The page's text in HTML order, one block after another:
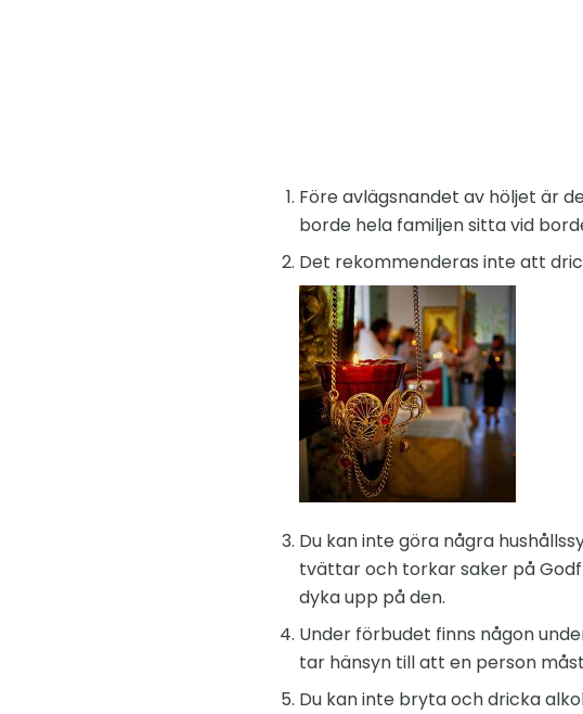
Före avlägsnandet av höljet är
borde hela familjen sitta vid
Det rekommenderas inte att
Du kan inte göra några
tvättar och torkar saker på
dyka upp på den.
Under förbudet finns någon
tar hänsyn till att en person
Du kan inte bryta och dricka